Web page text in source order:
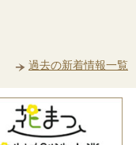
過去の新着情報一覧